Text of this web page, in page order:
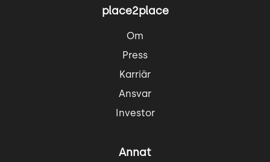
place2place
Om
Press
Karriär
Ansvar
Investor
Annat